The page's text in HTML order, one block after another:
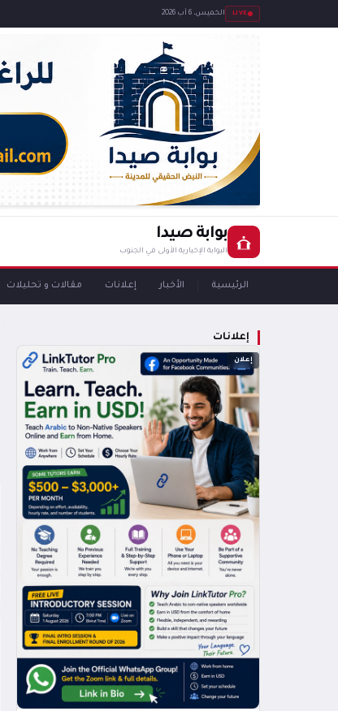
LIVE الخميس، 6 آب 2026
بوابة صيدا
البوابة الإخبارية الأولى في الجنوب
الرئيسية الأخبار إعلانات مقالات و تحليلات
إعلانات
إعلان